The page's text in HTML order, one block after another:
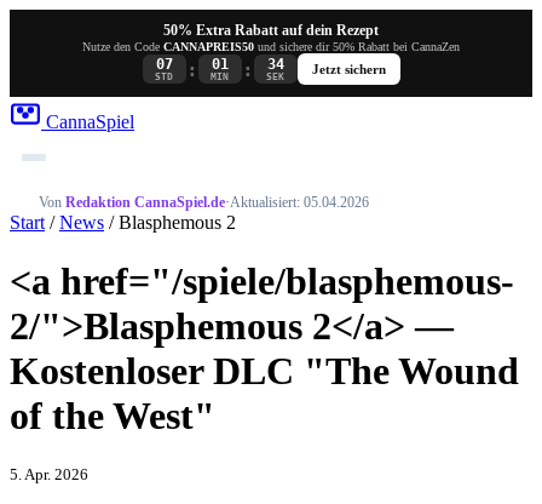
50% Extra Rabatt auf dein Rezept
Nutze den Code CANNAPREIS50 und sichere dir 50% Rabatt bei CannaZen
07
STD : 01
MIN : 34
SEK
Jetzt sichern
CannaSpiel
Von Redaktion CannaSpiel.de·Aktualisiert: 05.04.2026
Start /News / Blasphemous 2
<a href="/spiele/blasphemous-
2/">Blasphemous 2</a> —
Kostenloser DLC "The Wound
of the West"
5. Apr. 2026